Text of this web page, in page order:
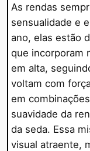
As rendas
sensualidade e
ano, elas estão
que incorporam
em alta,
voltam com
em
suavidade da
da seda. Essa
visual atraente,